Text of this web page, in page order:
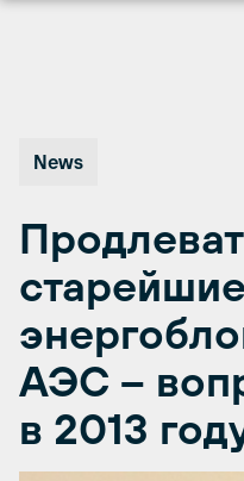
News
старейшие
АЭС –
в 2013